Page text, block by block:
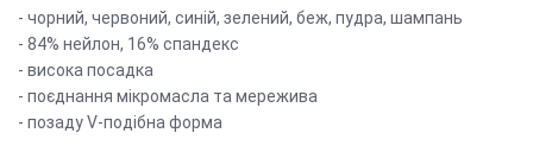
- чорний, червоний, синій, зелений, беж, пудра, шампань
- 84% нейлон, 16% спандекс
- висока посадка
- поєднання мікромасла та мережива
- позаду V-подібна форма